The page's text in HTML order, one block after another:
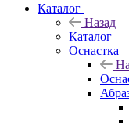
Каталог
Назад
Каталог
Оснастка